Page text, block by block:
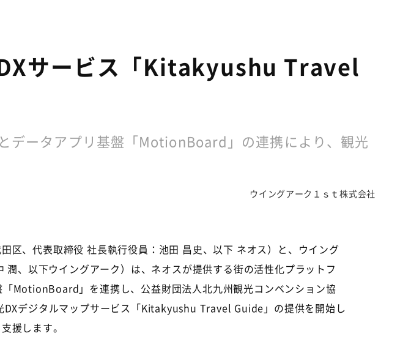
サービス「Kitakyushu Travel
データアプリ基盤「MotionBoard」の連携により、観光
ウイングアーク１ｓｔ株式会社
、代表取締役 社長執行役員：池田 昌史、以下 ネオス）と、ウイング
、以下ウイングアーク）は、ネオスが提供する街の活性化プラットフ
MotionBoard」を連携し、公益財団法人北九州観光コンベンション協
デジタルマップサービス「Kitakyushu Travel Guide」の提供を開始し
援します。